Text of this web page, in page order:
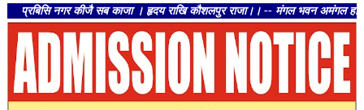
नगर कीजै सब काजा । हृदय राखि कौशलपुर राजा।। -- मंगल भवन अमंगल हारी। द्रवहु